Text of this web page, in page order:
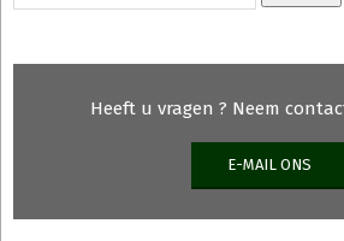
Heeft u vragen ? Neem
E-MAIL ONS